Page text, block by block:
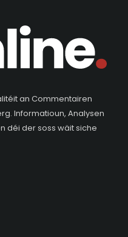
an Commentairen
Informatioun, Analysen
déi der soss wäit siche